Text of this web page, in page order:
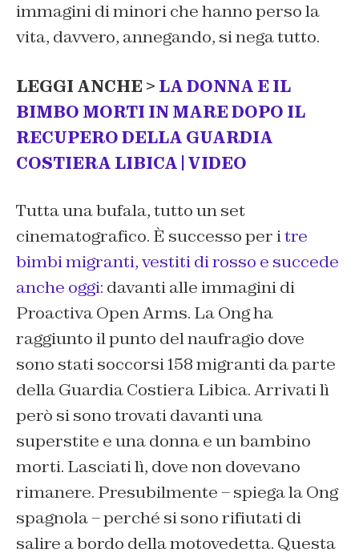
immagini di minori che hanno perso la
vita, davvero, annegando, si nega tutto.
LEGGI ANCHE > LA DONNA E IL
BIMBO MORTI IN MARE DOPO IL
RECUPERO DELLA GUARDIA
COSTIERA LIBICA | VIDEO
Tutta una bufala, tutto un set
cinematografico. È successo per itre
bimbi migranti, vestiti di rosso e succede
anche oggi: davanti alle immagini di
Proactiva Open Arms. La Ong ha
raggiunto il punto del naufragio dove
sono stati soccorsi 158 migranti da parte
della Guardia Costiera Libica. Arrivati lì
però si sono trovati davanti una
superstite e una donna e un bambino
morti. Lasciati lì, dove non dovevano
rimanere. Presubilmente – spiega la Ong
spagnola – perché si sono rifiutati di
salire a bordo della motovedetta. Questa